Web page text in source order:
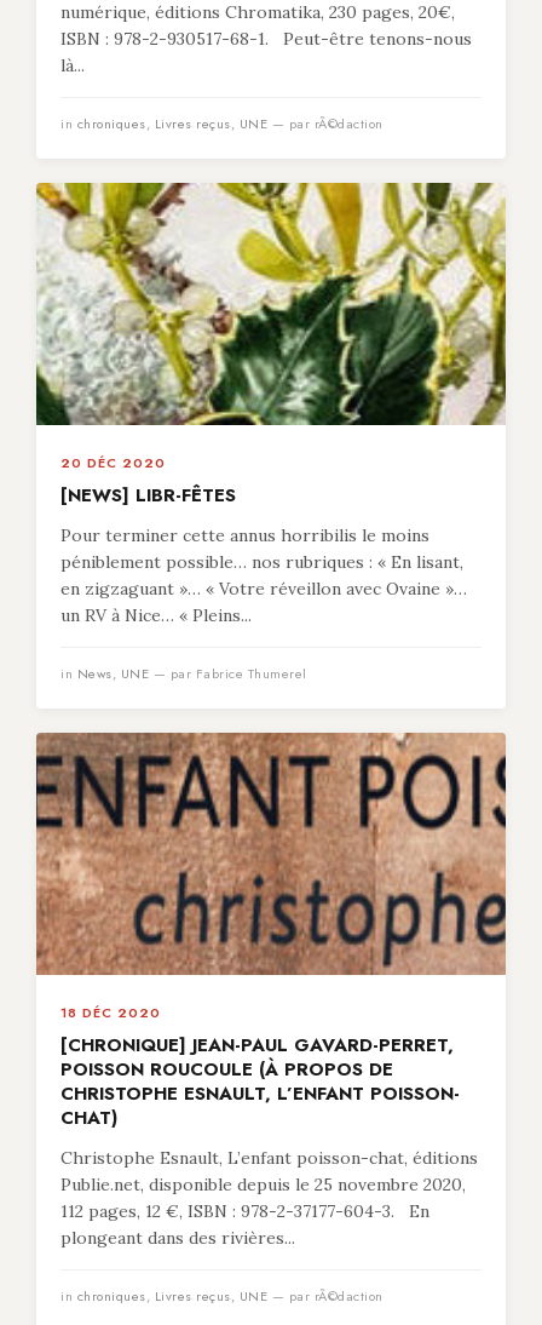
numérique, éditions Chromatika, 230 pages, 20€,
ISBN : 978-2-930517-68-1. Peut-être tenons-nous
là...
in chroniques, Livres reçus, UNE — par rÃ©daction
20 DÉC 2020
[NEWS] LIBR-FÊTES
Pour terminer cette annus horribilis le moins
péniblement possible… nos rubriques : « En lisant,
en zigzaguant »… « Votre réveillon avec Ovaine »…
un RV à Nice… « Pleins...
in News, UNE — par Fabrice Thumerel
18 DÉC 2020
[CHRONIQUE] JEAN-PAUL GAVARD-PERRET,
POISSON ROUCOULE (À PROPOS DE
CHRISTOPHE ESNAULT, L’ENFANT POISSON-
CHAT)
Christophe Esnault, L’enfant poisson-chat, éditions
Publie.net, disponible depuis le 25 novembre 2020,
112 pages, 12 €, ISBN : 978-2-37177-604-3. En
plongeant dans des rivières...
in chroniques, Livres reçus, UNE — par rÃ©daction